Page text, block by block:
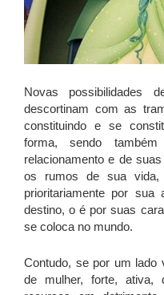
Novas possibilidades
descortinam com as
constituindo e se
forma, sendo
relacionamento e de
os rumos de sua
prioritariamente por sua
destino, o é por suas
se coloca no mundo.
Contudo, se por um lado
de mulher, forte, ativa,